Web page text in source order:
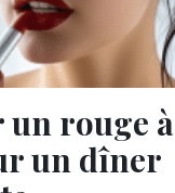
rouge à
un dîner